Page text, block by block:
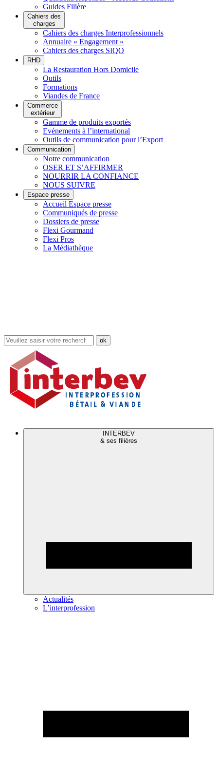
Guides Filière
Cahiers des
charges
Cahiers des charges Interprofessionnels
Annuaire « Engagement »
Cahiers des charges SIQO
RHD
La Restauration Hors Domicile
Outils
Formations
Viandes de France
Commerce
extérieur
Gamme de produits exportés
Evénements à l’international
Outils de communication pour l’Export
Communication
Notre communication
OSER ET S’AFFIRMER
NOURRIR LA CONFIANCE
NOUS SUIVRE
Espace presse
Accueil Espace presse
Communiqués de presse
Dossiers de presse
Flexi Gourmand
Flexi Pros
La Médiathèque
Rechercher
dans
site
INTERBEV
& ses filières
Actualités
L’interprofession